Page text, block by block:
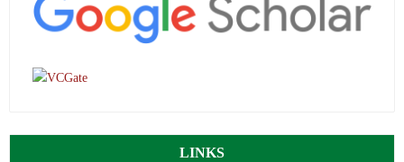
LINKS